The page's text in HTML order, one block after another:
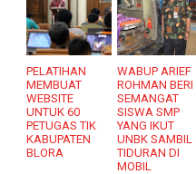
PELATIHAN
MEMBUAT
WEBSITE
UNTUK 60
PETUGAS TIK
KABUPATEN
BLORA
WABUP ARIEF
ROHMAN BERI
SEMANGAT
SISWA SMP
YANG IKUT
UNBK SAMBIL
TIDURAN DI
MOBIL